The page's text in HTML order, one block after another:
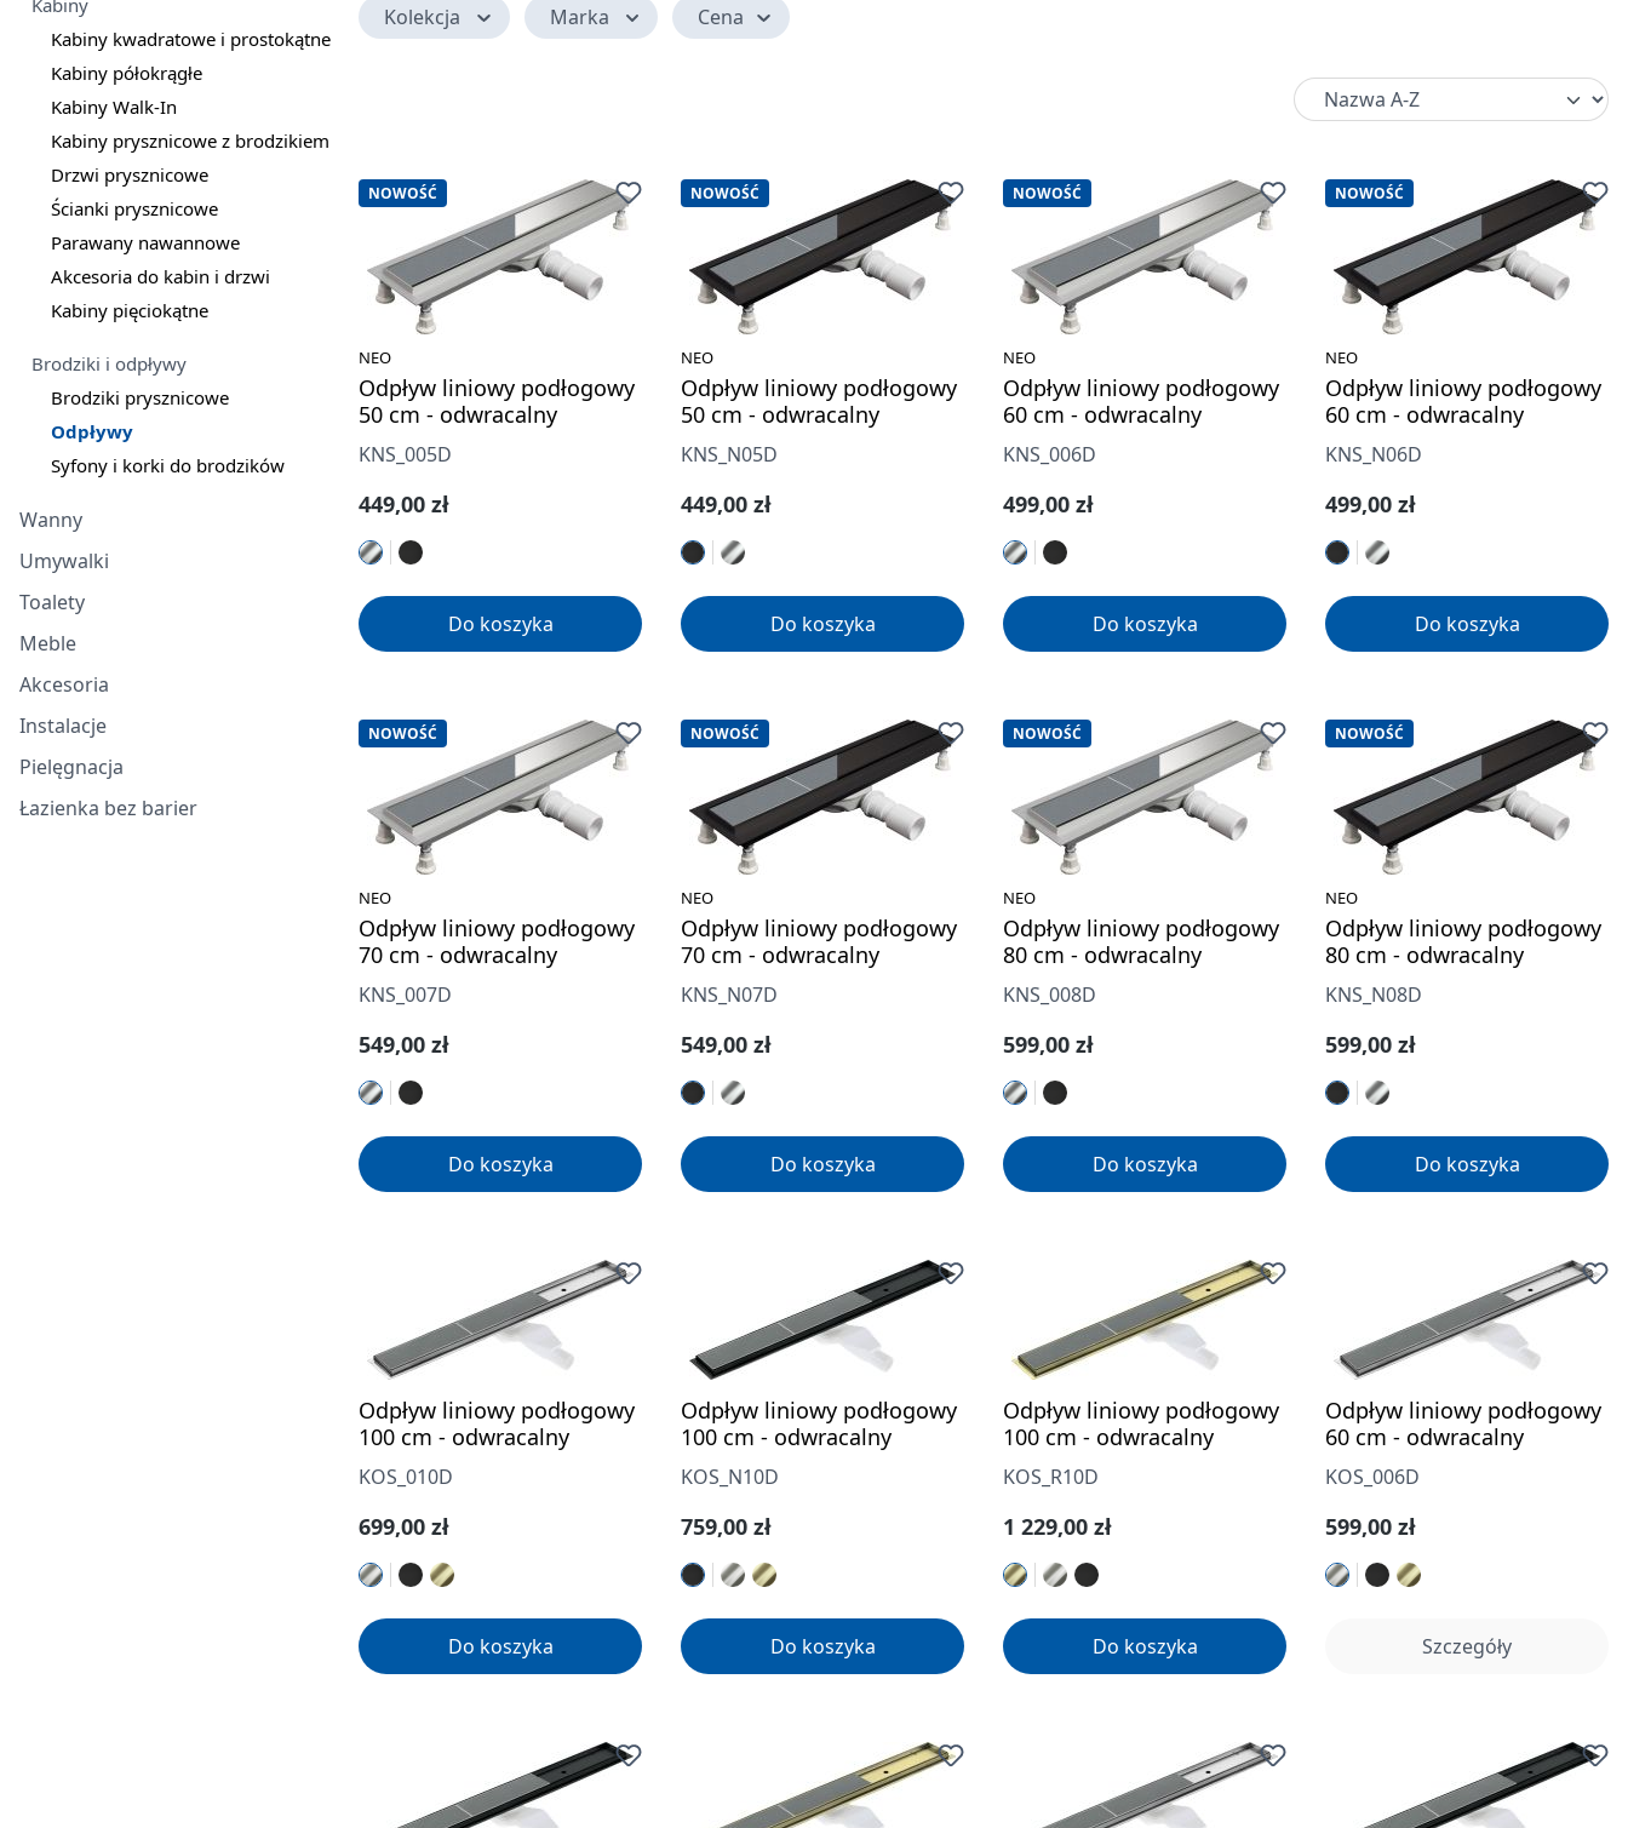
Kabiny
Kabiny kwadratowe i prostokątne
Kabiny półokrągłe
Kabiny Walk-In
Kabiny prysznicowe z brodzikiem
Drzwi prysznicowe
Ścianki prysznicowe
Parawany nawannowe
Akcesoria do kabin i drzwi
Kabiny pięciokątne
Brodziki i odpływy
Brodziki prysznicowe
Odpływy
Syfony i korki do brodzików
Wanny
Umywalki
Toalety
Meble
Akcesoria
Instalacje
Pielęgnacja
Łazienka bez barier
Kolekcja Marka Cena
NOWOŚĆ
NEO
Odpływ liniowy podłogowy
50 cm - odwracalny
KNS_005D
Cena regularna:
449,00 zł
Do koszyka
NOWOŚĆ
NEO
Odpływ liniowy podłogowy
50 cm - odwracalny
KNS_N05D
Cena regularna:
449,00 zł
Do koszyka
NOWOŚĆ
NEO
Odpływ liniowy podłogowy
60 cm - odwracalny
KNS_006D
Cena regularna:
499,00 zł
Do koszyka
NOWOŚĆ
NEO
Odpływ liniowy podłogowy
60 cm - odwracalny
KNS_N06D
Cena regularna:
499,00 zł
Do koszyka
NOWOŚĆ
NEO
Odpływ liniowy podłogowy
70 cm - odwracalny
KNS_007D
Cena regularna:
549,00 zł
Do koszyka
NOWOŚĆ
NEO
Odpływ liniowy podłogowy
70 cm - odwracalny
KNS_N07D
Cena regularna:
549,00 zł
Do koszyka
NOWOŚĆ
NEO
Odpływ liniowy podłogowy
80 cm - odwracalny
KNS_008D
Cena regularna:
599,00 zł
Do koszyka
NOWOŚĆ
NEO
Odpływ liniowy podłogowy
80 cm - odwracalny
KNS_N08D
Cena regularna:
599,00 zł
Do koszyka
Odpływ liniowy podłogowy
100 cm - odwracalny
KOS_010D
Cena regularna:
699,00 zł
Do koszyka
Odpływ liniowy podłogowy
100 cm - odwracalny
KOS_N10D
Cena regularna:
759,00 zł
Do koszyka
Odpływ liniowy podłogowy
100 cm - odwracalny
KOS_R10D
Cena regularna:
1 229,00 zł
Do koszyka
Odpływ liniowy podłogowy
60 cm - odwracalny
KOS_006D
Cena regularna:
599,00 zł
Szczegóły